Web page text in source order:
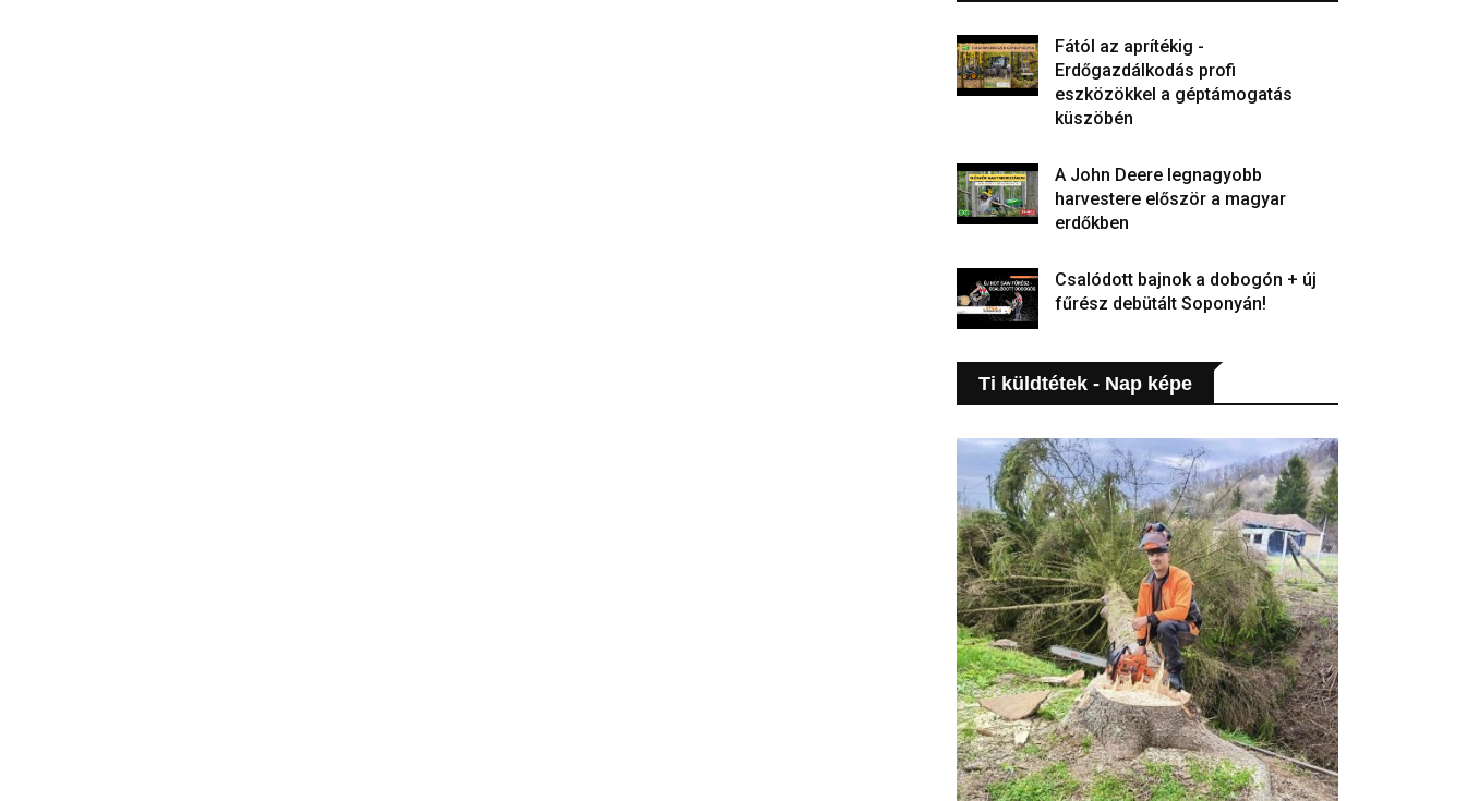
Fától az aprítékig -
Erdőgazdálkodás profi
eszközökkel a géptámogatás
küszöbén
A John Deere legnagyobb
harvestere először a magyar
erdőkben
Csalódott bajnok a dobogón + új
fűrész debütált Soponyán!
Ti küldtétek - Nap képe